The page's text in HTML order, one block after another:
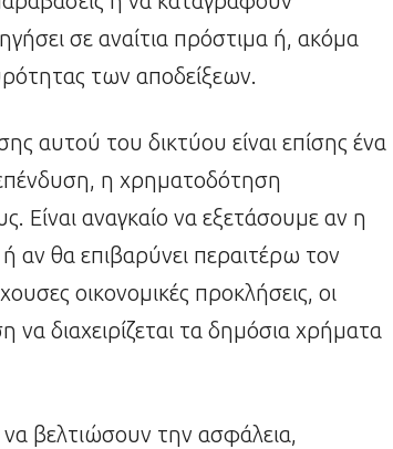
σε αναίτια πρόστιμα ή, ακόμα
των αποδείξεων.
αυτού του δικτύου είναι επίσης ένα
η χρηματοδότηση
Είναι αναγκαίο να εξετάσουμε αν η
θα επιβαρύνει περαιτέρω τον
οικονομικές προκλήσεις, οι
διαχειρίζεται τα δημόσια χρήματα
να βελτιώσουν την ασφάλεια,